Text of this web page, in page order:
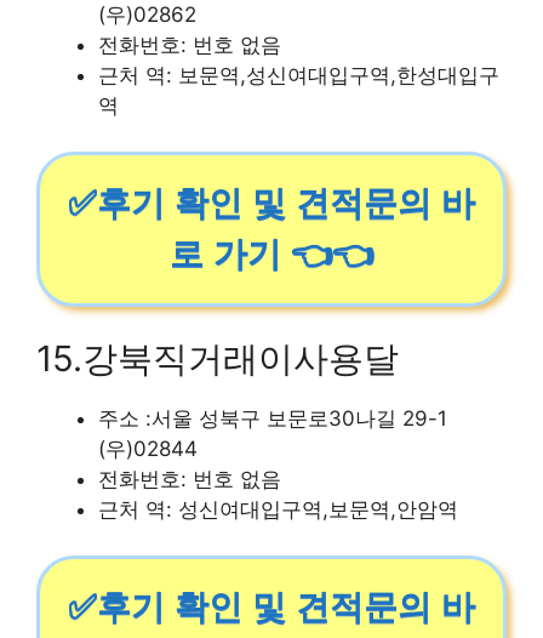
(우)02862
전화번호: 번호 없음
근처 역: 보문역,성신여대입구역,한성대입구
역
✅후기 확인 및 견적문의 바
로 가기 👈👈
15.강북직거래이사용달
주소 :서울 성북구 보문로30나길 29-1
(우)02844
전화번호: 번호 없음
근처 역: 성신여대입구역,보문역,안암역
✅후기 확인 및 견적문의 바